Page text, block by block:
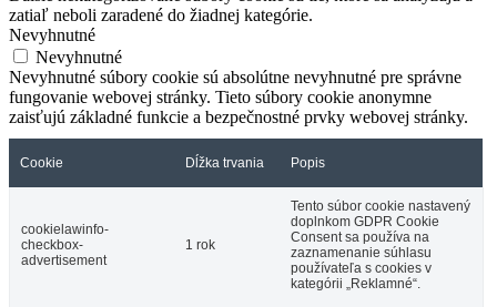
zatiaľ neboli zaradené do žiadnej kategórie.
Nevyhnutné
Nevyhnutné
Nevyhnutné súbory cookie sú absolútne nevyhnutné pre správne
fungovanie webovej stránky. Tieto súbory cookie anonymne
zaisťujú základné funkcie a bezpečnostné prvky webovej stránky.
Cookie Dĺžka trvania Popis
cookielawinfo-
checkbox-
advertisement
1 rok
Tento súbor cookie nastavený
doplnkom GDPR Cookie
Consent sa používa na
zaznamenanie súhlasu
používateľa s cookies v
kategórii „Reklamné“.